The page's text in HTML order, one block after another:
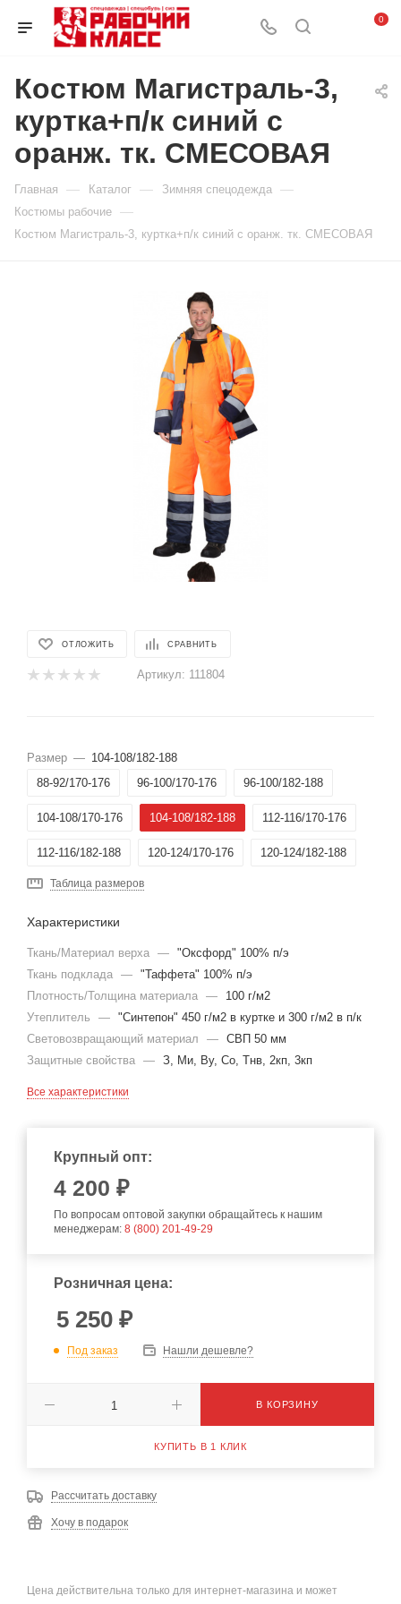
0
Костюм Магистраль-3,
куртка+п/к синий с
оранж. тк. СМЕСОВАЯ
Главная — Каталог — Зимняя спецодежда —
Костюмы рабочие —
Костюм Магистраль-3, куртка+п/к синий с оранж. тк. СМЕСОВАЯ
ОТЛОЖИТЬ СРАВНИТЬ
Артикул: 111804
Размер — 104-108/182-188
88-92/170-176
96-100/170-176 96-100/182-188
104-108/170-176 104-108/182-188 112-116/170-176
112-116/182-188 120-124/170-176 120-124/182-188
Таблица размеров
Характеристики
Ткань/Материал верха — "Оксфорд" 100% п/э
Ткань подклада — "Таффета" 100% п/э
Плотность/Толщина материала —
100 г/м2
Утеплитель
— "Синтепон" 450 г/м2 в куртке и 300 г/м2 в п/к
Световозвращающий материал
— СВП 50 мм
Защитные свойства — З, Ми, Ву, Со, Тнв, 2кп, 3кп
Все характеристики
Крупный опт:
4 200 ₽
По вопросам оптовой закупки обращайтесь к нашим
менеджерам: 8 (800) 201-49-29
Розничная цена:
5 250 ₽
Под заказ Нашли дешевле?
В КОРЗИНУ
КУПИТЬ В 1 КЛИК
Рассчитать доставку
Хочу в подарок
Цена действительна только для интернет-магазина и может